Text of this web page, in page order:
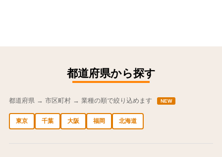
都道府県から探す
都道府県 → 市区町村 → 業種の順で絞り込めます NEW
東京 千葉 大阪 福岡 北海道